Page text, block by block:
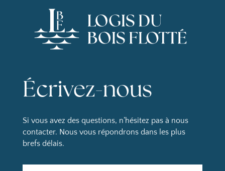
Écrivez-nous
Si vous avez des questions, n’hésitez pas à nous
contacter. Nous vous répondrons dans les plus
brefs délais.